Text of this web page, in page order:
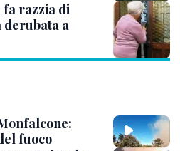
fa razzia di
derubata a
fuoco